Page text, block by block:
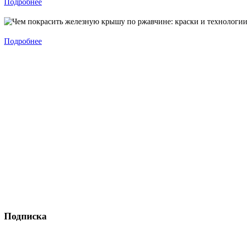
Подробнее
Подписка